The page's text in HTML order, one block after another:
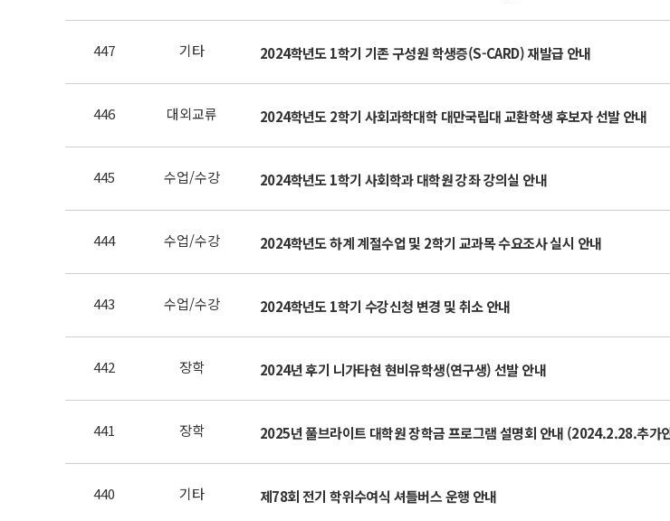
447 기타 2024학년도 1학기 기존 구성원 학생증(S-CARD) 재발급 안내
446 대외교류 2024학년도 2학기 사회과학대학 대만국립대 교환학생 후보자 선발 안내
445 수업/수강 2024학년도 1학기 사회학과 대학원 강좌 강의실 안내
444 수업/수강 2024학년도 하계 계절수업 및 2학기 교과목 수요조사 실시 안내
443 수업/수강 2024학년도 1학기 수강신청 변경 및 취소 안내
442 장학 2024년 후기 니가타현 현비유학생(연구생) 선발 안내
441 장학 2025년 풀브라이트 대학원 장학금 프로그램 설명회 안내 (2024.2.28.추가
440 기타 제78회 전기 학위수여식 셔틀버스 운행 안내